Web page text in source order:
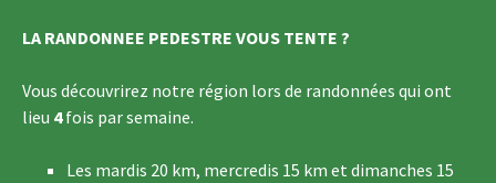
LA RANDONNEE PEDESTRE VOUS TENTE ?
Vous découvrirez notre région lors de randonnées qui ont
lieu 4fois par semaine.
Les mardis 20 km, mercredis 15 km et dimanches 15